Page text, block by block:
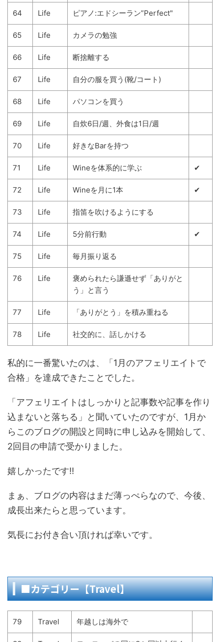
64 Life ピアノ:エドシーラン”Perfect"
65 Life カメラの勉強
66 Life 断捨離する
67 Life 自分の服を買う(靴/コート)
68 Life パソコンを買う
69 Life 自炊6日/週、外食は1日/週
70 Life 好きなBarを持つ
71 Life Wineを体系的に学ぶ ✔
72 Life Wineを月に1本 ✔
73 Life 指笛を吹けるようにする
74 Life 5分前行動 ✔
75 Life 毎月振り返る
76 Life
褒められたら謙遜せず「ありがと
う」と言う
77 Life 「ありがとう」を積み重ねる
78 Life 社交的に、話しかける
私的に一番驚いたのは、「1月のアフェリエイトで
合格」を達成できたことでした。
「アフェリエイトはしっかりと記事数や記事を作り
込まないと落ちる」と聞いていたのですが、1月か
らこのブログの開設と同時に申し込みを開始して、
2回目の申請で受かりました。
嬉しかったです‼
まぁ、ブログの内容はまだ薄っぺらなので、今後、
成長出来たらと思っています。
気長にお付き合い頂ければ幸いです。
■カテゴリー【Travel】
79 Travel 年越しは海外で